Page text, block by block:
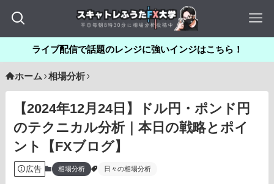
ライブ配信で話題のレンジに強いインジはこちら！
ホーム 相場分析
【2024年12月24日】ドル円・ポンド円
のテクニカル分析｜本日の戦略とポイ
ント【FXブログ】
広告 相場分析 日々の相場分析